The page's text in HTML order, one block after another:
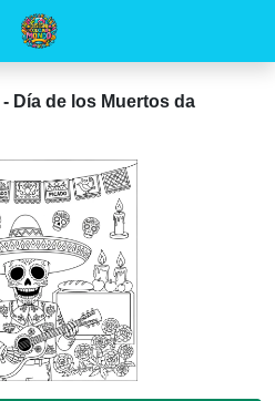
- Día de los Muertos da